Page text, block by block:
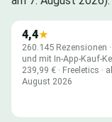
4,4★
260.145 Rezensionen
und mit In-App-Kauf-
239,99 € · Freeletics ·
August 2026